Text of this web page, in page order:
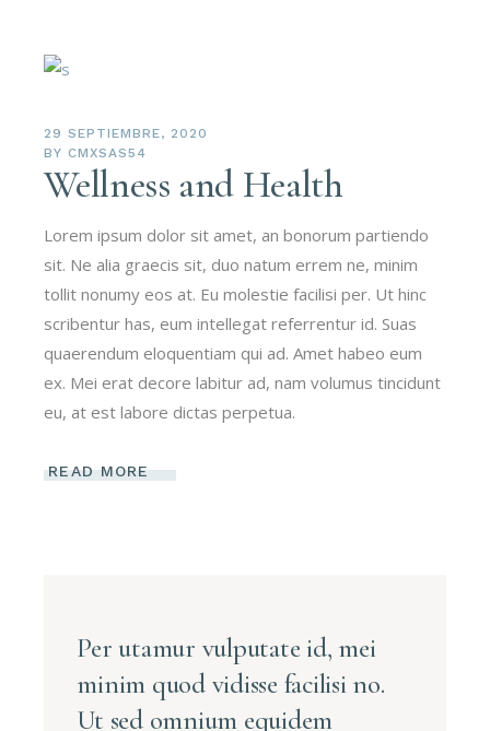
29 SEPTIEMBRE, 2020
BY CMXSAS54
Wellness and Health
Lorem ipsum dolor sit amet, an bonorum partiendo
sit. Ne alia graecis sit, duo natum errem ne, minim
tollit nonumy eos at. Eu molestie facilisi per. Ut hinc
scribentur has, eum intellegat referrentur id. Suas
quaerendum eloquentiam qui ad. Amet habeo eum
ex. Mei erat decore labitur ad, nam volumus tincidunt
eu, at est labore dictas perpetua.
READ MORE
Per utamur vulputate id, mei
minim quod vidisse facilisi no.
Ut sed omnium equidem